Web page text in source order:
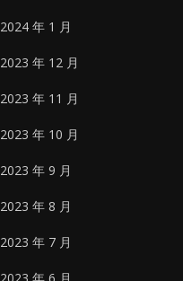
2024 年 1 月
2023 年 12 月
2023 年 11 月
2023 年 10 月
2023 年 9 月
2023 年 8 月
2023 年 7 月